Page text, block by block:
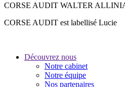
CORSE AUDIT WALTER
CORSE AUDIT est labellisé Lucie
Découvrez nous
Notre cabinet
Notre équipe
Nos partenaires